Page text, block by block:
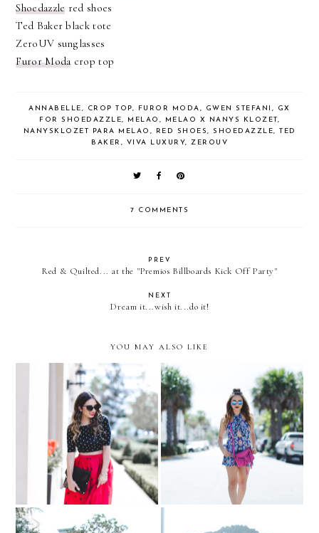
Shoedazzle red shoes
Ted Baker black tote
ZeroUV sunglasses
Furor Moda crop top
ANNABELLE, CROP TOP, FUROR MODA, GWEN STEFANI ,
GX
FOR SHOEDAZZLE, MELAO , MELAO X NANYS KLOZET,
NANYSKLOZET PARA MELAO , RED SHOES, SHOEDAZZLE, TED
BAKER , VIVA LUXURY, ZEROUV
7 COMMENTS
PREV
Red & Quilted... at the "Premios Billboards Kick Off Party"
NEXT
Dream it...wish it...do it!
YOU MAY ALSO LIKE
Inspired by @MinnieStyle
6 SHORE ROAD - Swim
Week 2015